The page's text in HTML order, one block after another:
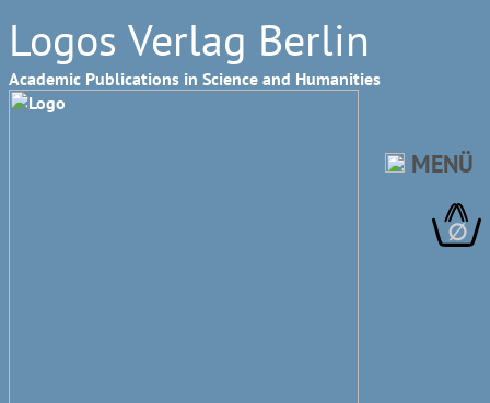
Logos Verlag Berlin
Academic Publications in Science and Humanities
∅
MENÜ